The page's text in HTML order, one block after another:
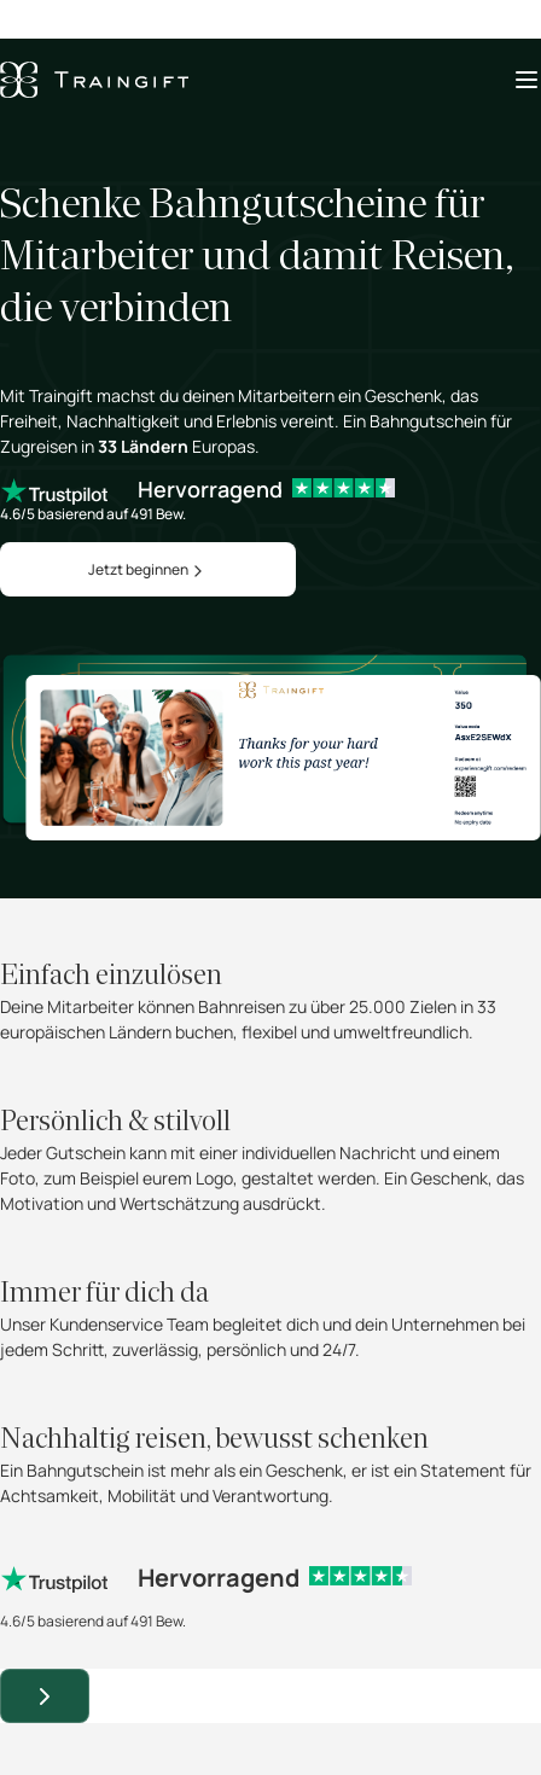
Schenke Bahngutscheine für
Mitarbeiter und damit Reisen,
die verbinden
Mit Traingift machst du deinen Mitarbeitern ein Geschenk, das
Freiheit, Nachhaltigkeit und Erlebnis vereint. Ein Bahngutschein für
Zugreisen in33 Ländern Europas.
Hervorragend
4.6/5 basierend auf 491 Bew.
Jetzt beginnen
Einfach einzulösen
Deine Mitarbeiter können Bahnreisen zu über 25.000 Zielen in 33
europäischen Ländern buchen, flexibel und umweltfreundlich.
Persönlich & stilvoll
Jeder Gutschein kann mit einer individuellen Nachricht und einem
Foto, zum Beispiel eurem Logo, gestaltet werden. Ein Geschenk, das
Motivation und Wertschätzung ausdrückt.
Immer für dich da
Unser Kundenservice Team begleitet dich und dein Unternehmen bei
jedem Schritt, zuverlässig, persönlich und 24/7.
Nachhaltig reisen, bewusst schenken
Ein Bahngutschein ist mehr als ein Geschenk, er ist ein Statement für
Achtsamkeit, Mobilität und Verantwortung.
Hervorragend
4.6/5 basierend auf 491 Bew.